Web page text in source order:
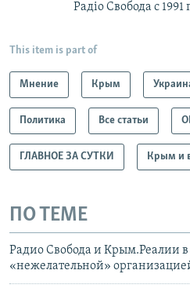
Радiо Свобода с 1991
This item is part of
Мнение Крым
Политика Все статьи
ГЛАВНОЕ ЗА СУТКИ Крым и
ПО ТЕМЕ
Радио Свобода и Крым.Реалии
«нежелательной»